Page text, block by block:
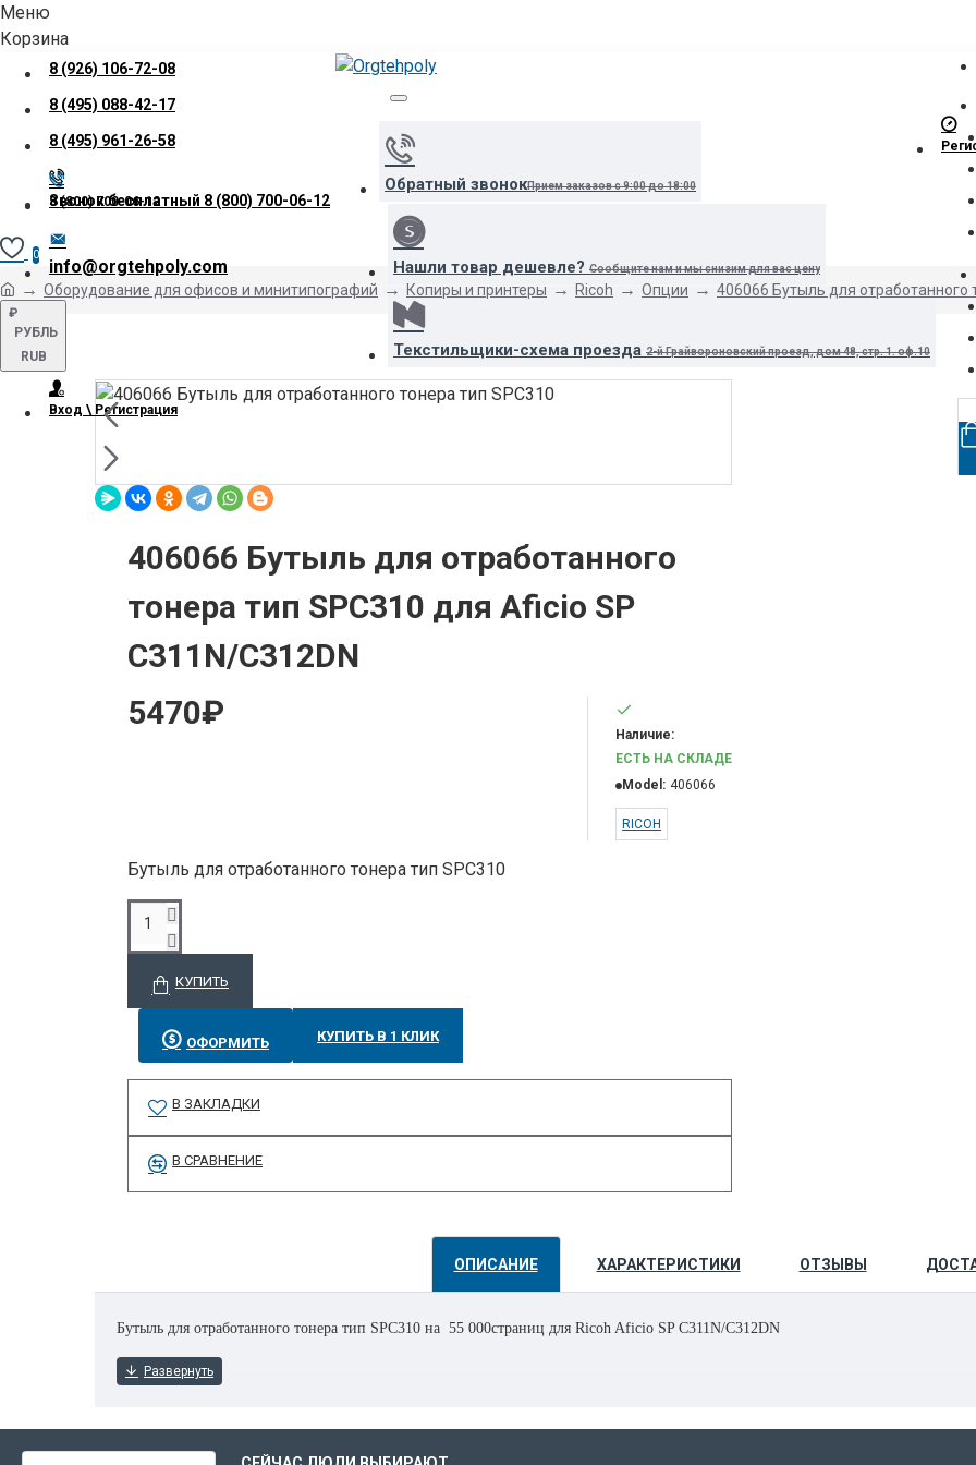
Меню
Корзина
8 (926) 106-72-08
8 (495) 088-42-17
8 (495) 961-26-58
Звонок бесплатный 8 (800) 700-06-12
info@orgtehpoly.com
₽
РУБЛЬ
RUB
Вход \ Регистрация
Обратный звонокПрием заказов с 9:00 до 18:00
Нашли товар дешевле? Сообщите нам и мы снизим для вас цену
Текстильщики-схема проезда 2-й Грайвороновский проезд, дом 48, стр. 1. оф.10
8 (800) 700-06-12
0
Оборудование для офисов и минитипографий Копиры и принтеры Ricoh Опции 406066 Бутыль для отработанного
406066 Бутыль для отработанного
тонера тип SPC310 для Aficio SP
C311N/C312DN
5470₽
Наличие:
ЕСТЬ НА СКЛАДЕ
Model: 406066
RICOH
Бутыль для отработанного тонера тип SPC310
КУПИТЬ
ОФОРМИТЬ КУПИТЬ В 1 КЛИК
В ЗАКЛАДКИ
В СРАВНЕНИЕ
ОПИСАНИЕ ХАРАКТЕРИСТИКИ ОТЗЫВЫ
Бутыль для отработанного тонера тип SPC310 на 55 000страниц для Ricoh Aficio SP C311N/C312DN